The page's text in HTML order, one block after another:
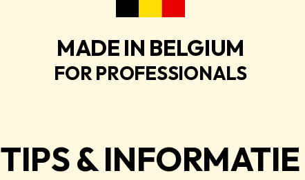
MADE IN BELGIUM
FOR PROFESSIONALS
TIPS & INFORMATIE